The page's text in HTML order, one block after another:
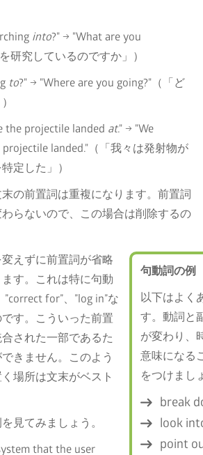
into?" → "What are you
研究しているのですか」）
to?" → "Where are you going?"（「ど
the projectile landed at." → "We
landed."（「我々は発射物が
定した」）
の前置詞は重複になります。前置詞
らないので、この場合は削除するの
句動詞の例
以下はよく
す。動詞と
が変わり、
意味になる
をつけまし
break
look
point
えずに前置詞が省略
す。これは特に句動
for”、”log in”な
す。こういった前置
された一部であるた
きません。このよう
場所は文末がベスト
見てみましょう。
that the user